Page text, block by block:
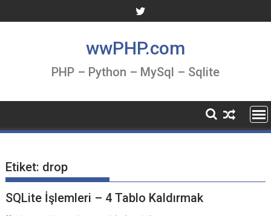
to
wwPHP.com
PHP – Python – MySql – Sqlite
Etiket: drop
SQLite İşlemleri – 4 Tablo Kaldırmak